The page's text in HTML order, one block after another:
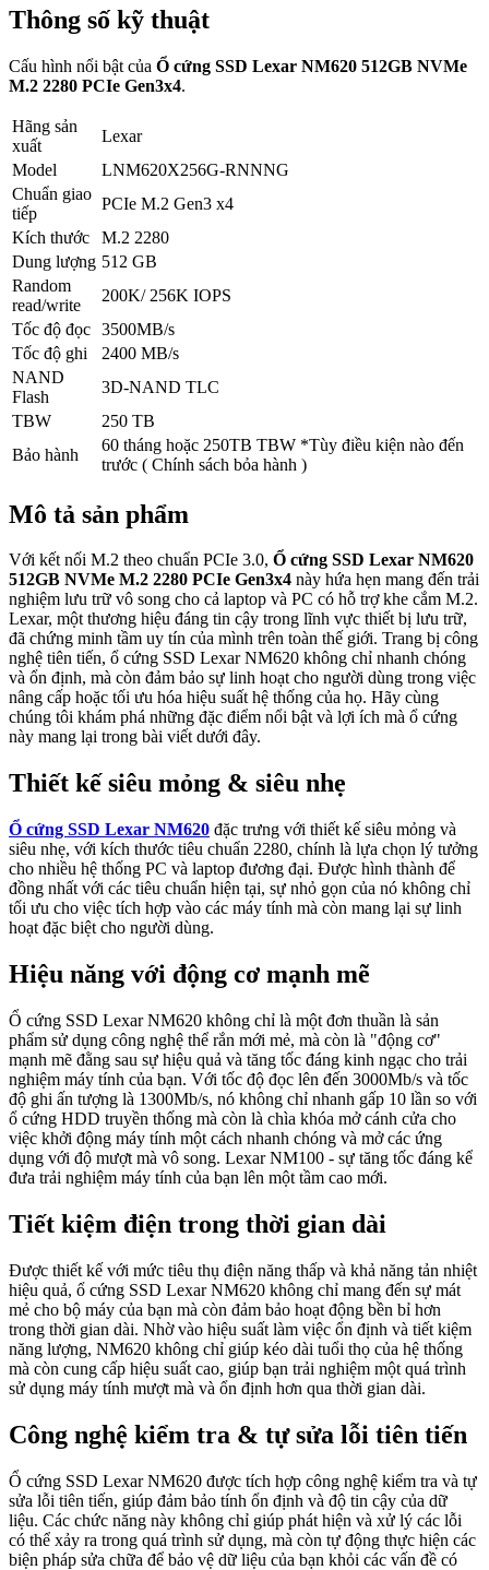
Thông số kỹ thuật
Cấu hình nổi bật của Ổ cứng SSD Lexar NM620 512GB NVMe
M.2 2280 PCIe Gen3x4.
Hãng sản
xuất
Lexar
Model
LNM620X256G-RNNNG
Chuẩn giao
tiếp
PCIe M.2 Gen3 x4
Kích thước
M.2 2280
Dung lượng 512 GB
Random
read/write
200K/ 256K IOPS
Tốc độ đọc 3500MB/s
Tốc độ ghi
2400 MB/s
NAND
Flash
3D-NAND TLC
TBW
250 TB
Bảo hành
60 tháng hoặc 250TB TBW *Tùy điều kiện nào đến
trước ( Chính sách bỏa hành )
Mô tả sản phẩm
Với kết nối M.2 theo chuẩn PCIe 3.0, Ổ cứng SSD Lexar NM620
512GB NVMe M.2 2280 PCIe Gen3x4 này hứa hẹn mang đến trải
nghiệm lưu trữ vô song cho cả laptop và PC có hỗ trợ khe cắm M.2.
Lexar, một thương hiệu đáng tin cậy trong lĩnh vực thiết bị lưu trữ,
đã chứng minh tầm uy tín của mình trên toàn thế giới. Trang bị công
nghệ tiên tiến, ổ cứng SSD Lexar NM620 không chỉ nhanh chóng
và ổn định, mà còn đảm bảo sự linh hoạt cho người dùng trong việc
nâng cấp hoặc tối ưu hóa hiệu suất hệ thống của họ. Hãy cùng
chúng tôi khám phá những đặc điểm nổi bật và lợi ích mà ổ cứng
này mang lại trong bài viết dưới đây.
Thiết kế siêu mỏng & siêu nhẹ
Ổ cứng SSD Lexar NM620 đặc trưng với thiết kế siêu mỏng và
siêu nhẹ, với kích thước tiêu chuẩn 2280, chính là lựa chọn lý tưởng
cho nhiều hệ thống PC và laptop đương đại. Được hình thành để
đồng nhất với các tiêu chuẩn hiện tại, sự nhỏ gọn của nó không chỉ
tối ưu cho việc tích hợp vào các máy tính mà còn mang lại sự linh
hoạt đặc biệt cho người dùng.
Hiệu năng với động cơ mạnh mẽ
Ổ cứng SSD Lexar NM620 không chỉ là một đơn thuần là sản
phẩm sử dụng công nghệ thể rắn mới mẻ, mà còn là "động cơ"
mạnh mẽ đằng sau sự hiệu quả và tăng tốc đáng kinh ngạc cho trải
nghiệm máy tính của bạn. Với tốc độ đọc lên đến 3000Mb/s và tốc
độ ghi ấn tượng là 1300Mb/s, nó không chỉ nhanh gấp 10 lần so với
ổ cứng HDD truyền thống mà còn là chìa khóa mở cánh cửa cho
việc khởi động máy tính một cách nhanh chóng và mở các ứng
dụng với độ mượt mà vô song. Lexar NM100 - sự tăng tốc đáng kể
đưa trải nghiệm máy tính của bạn lên một tầm cao mới.
Tiết kiệm điện trong thời gian dài
Được thiết kế với mức tiêu thụ điện năng thấp và khả năng tản nhiệt
hiệu quả, ổ cứng SSD Lexar NM620 không chỉ mang đến sự mát
mẻ cho bộ máy của bạn mà còn đảm bảo hoạt động bền bỉ hơn
trong thời gian dài. Nhờ vào hiệu suất làm việc ổn định và tiết kiệm
năng lượng, NM620 không chỉ giúp kéo dài tuổi thọ của hệ thống
mà còn cung cấp hiệu suất cao, giúp bạn trải nghiệm một quá trình
sử dụng máy tính mượt mà và ổn định hơn qua thời gian dài.
Công nghệ kiểm tra & tự sửa lỗi tiên tiến
Ổ cứng SSD Lexar NM620 được tích hợp công nghệ kiểm tra và tự
sửa lỗi tiên tiến, giúp đảm bảo tính ổn định và độ tin cậy của dữ
liệu. Các chức năng này không chỉ giúp phát hiện và xử lý các lỗi
có thể xảy ra trong quá trình sử dụng, mà còn tự động thực hiện các
biện pháp sửa chữa để bảo vệ dữ liệu của bạn khỏi các vấn đề có